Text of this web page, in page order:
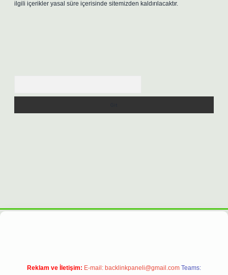
ilgili içerikler yasal süre içerisinde sitemizden kaldırılacaktır.
betexpergiris.casino/betexpergir.net
Reklam ve İletişim: E-mail: backlinkpaneli@gmail.com Teams: